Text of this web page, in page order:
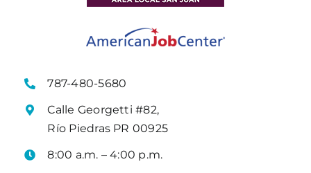
787-480-5680
Calle Georgetti #82,
Río Piedras PR 00925
8:00 a.m. – 4:00 p.m.